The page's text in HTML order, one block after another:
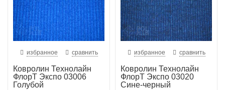
избранное сравнить
Ковролин Технолайн
ФлорТ Экспо 03006
Голубой
избранное сравнить
Ковролин Технолайн
ФлорТ Экспо 03020
Сине-черный